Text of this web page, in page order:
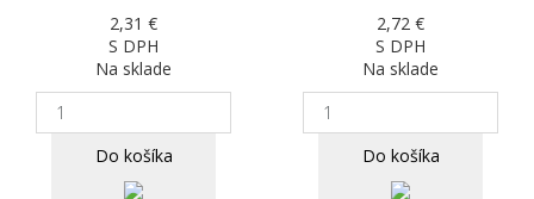
2,31 €
S DPH
Na sklade
Do košíka
2,72 €
S DPH
Na sklade
Do košíka